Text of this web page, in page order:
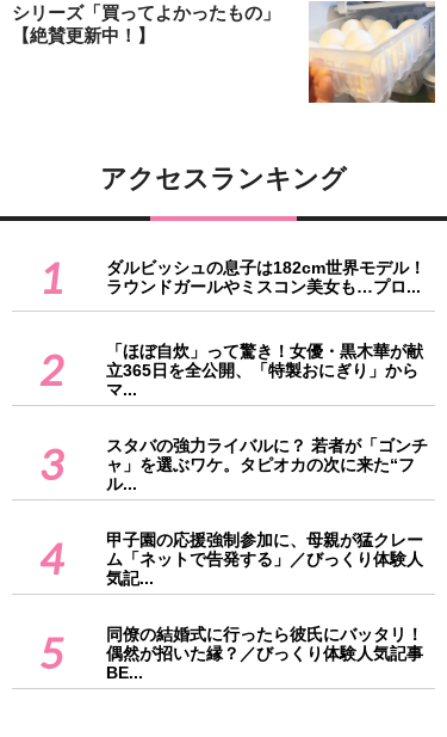
シリーズ「買ってよかったもの」
【絶賛更新中！】
アクセスランキング
1
ダルビッシュの息子は182cm世界モデル！
ラウンドガールやミスコン美女も…プロ...
2
「ほぼ自炊」って驚き！女優・黒木華が献
立365日を全公開、「特製おにぎり」から
マ...
3
スタバの強力ライバルに？ 若者が「ゴンチ
ャ」を選ぶワケ。タピオカの次に来た“フ
ル...
4
甲子園の応援強制参加に、母親が猛クレー
ム「ネットで告発する」／びっくり体験人
気記...
5
同僚の結婚式に行ったら彼氏にバッタリ！
偶然が招いた縁？／びっくり体験人気記事
BE...